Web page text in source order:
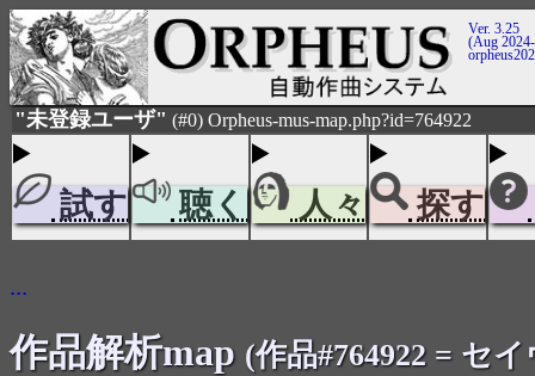
Ver. 3.25
(Aug
"未登録ユーザ" (#0) Orpheus-mus-map.php?id=764922
試す 聴く 人々 探す
...
作品解析map (作品#764922 = セ